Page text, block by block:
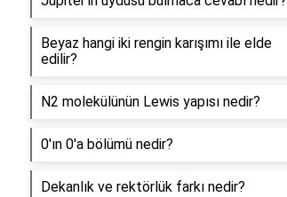
Beyaz hangi iki rengin karışımı ile elde
edilir?
N2 molekülünün Lewis yapısı nedir?
0'ın 0'a bölümü nedir?
Dekanlık ve rektörlük farkı nedir?